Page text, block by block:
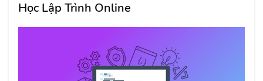
Học Lập Trình Online